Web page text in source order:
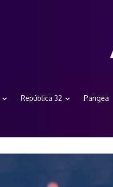
República 32 Pangea